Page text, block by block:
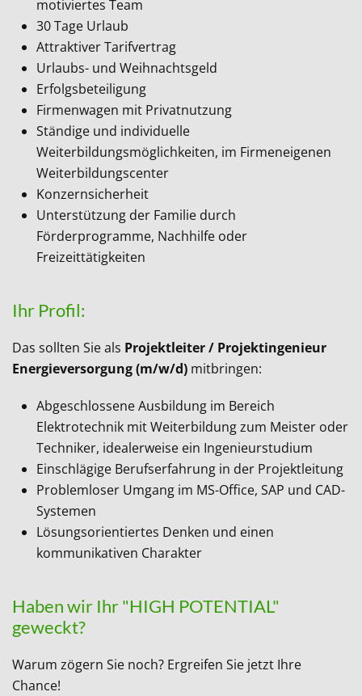
motiviertes Team
30 Tage Urlaub
Attraktiver Tarifvertrag
Urlaubs- und Weihnachtsgeld
Erfolgsbeteiligung
Firmenwagen mit Privatnutzung
Ständige und individuelle
Weiterbildungsmöglichkeiten, im Firmeneigenen
Weiterbildungscenter
Konzernsicherheit
Unterstützung der Familie durch
Förderprogramme, Nachhilfe oder
Freizeittätigkeiten
Ihr Profil:
Das sollten Sie als Projektleiter / Projektingenieur
Energieversorgung(m/w/d) mitbringen:
Abgeschlossene Ausbildung im Bereich
Elektrotechnik mit Weiterbildung zum Meister oder
Techniker, idealerweise ein Ingenieurstudium
Einschlägige Berufserfahrung in der Projektleitung
Problemloser Umgang im MS-Office, SAP und CAD-
Systemen
Lösungsorientiertes Denken und einen
kommunikativen Charakter
Haben wir Ihr "HIGH POTENTIAL"
geweckt?
Warum zögern Sie noch? Ergreifen Sie jetzt Ihre
Chance!